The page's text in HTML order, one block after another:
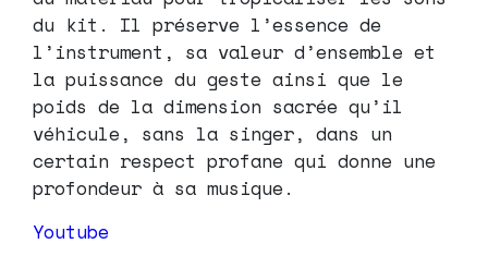
du kit. Il préserve l’essence de
l’instrument, sa valeur d’ensemble et
la puissance du geste ainsi que le
poids de la dimension sacrée qu’il
véhicule, sans la singer, dans un
certain respect profane qui donne une
profondeur à sa musique.
Youtube